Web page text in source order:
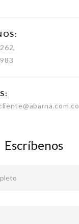
Escríbenos